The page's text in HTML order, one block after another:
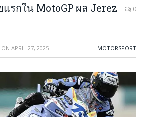
รกใน MotoGP ผล Jerez
0
ON APRIL 27, 2025 MOTORSPORT